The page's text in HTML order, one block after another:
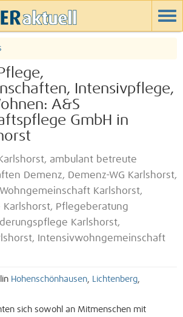
Intensivpflege,
A&S
GmbH in
ambulant betreute
Demenz, Demenz-WG Karlshorst,
Karlshorst,
Pflegeberatung
Karlshorst,
Intensivwohngemeinschaft
Hohenschönhausen, Lichtenberg,
sich sowohl an Mitmenschen mit